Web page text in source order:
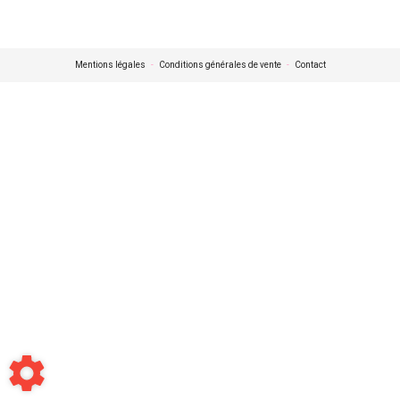
Mentions légales - Conditions générales de vente - Contact